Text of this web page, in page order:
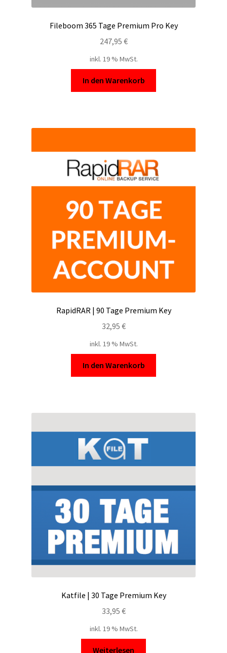
Fileboom 365 Tage Premium Pro Key
247,95 €
inkl. 19 % MwSt.
In den Warenkorb
RapidRAR | 90 Tage Premium Key
32,95 €
inkl. 19 % MwSt.
In den Warenkorb
Katfile | 30 Tage Premium Key
33,95 €
inkl. 19 % MwSt.
Weiterlesen